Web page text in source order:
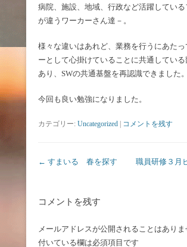
病院、施設、地域、行政など活躍している
が違うワーカーさん達－。
様々な違いはあれど、業務を行うにあたっ
ーとして心掛けていることに共通している
あり、SWの共通基盤を再認識できました。
今回も良い勉強になりました。
カテゴリー: Uncategorized コメントを残す
投稿ナビゲーション
← すまいる 春を探す
職員研修３月
コメントを残す
メールアドレスが公開されることはありま
付いている欄は必須項目です